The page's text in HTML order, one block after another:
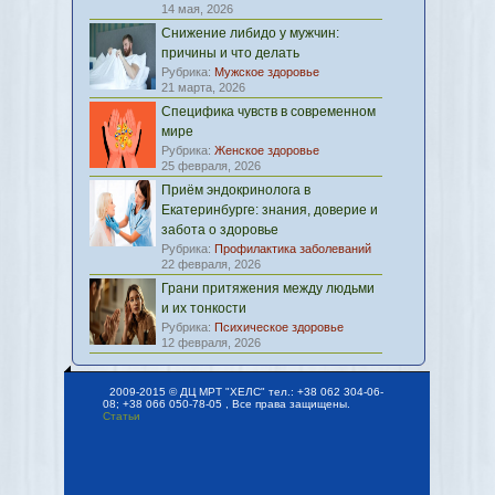
14 мая, 2026
Снижение либидо у мужчин:
причины и что делать
Рубрика: Мужское здоровье
21 марта, 2026
Специфика чувств в современном
мире
Рубрика: Женское здоровье
25 февраля, 2026
Приём эндокринолога в
Екатеринбурге: знания, доверие и
забота о здоровье
Рубрика: Профилактика заболеваний
22 февраля, 2026
Грани притяжения между людьми
и их тонкости
Рубрика: Психическое здоровье
12 февраля, 2026
2009-2015 © ДЦ МРТ "ХЕЛС" тел.: +38 062 304-06-
08; +38 066 050-78-05 , Все права защищены.
Статьи